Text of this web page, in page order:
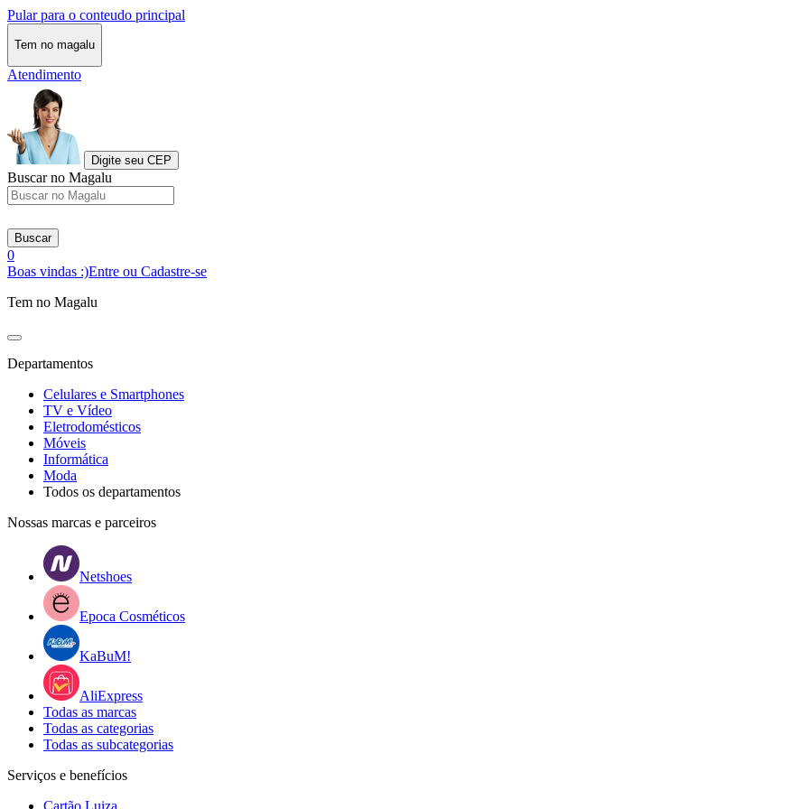
Pular para o conteudo principal
Tem no magalu
Atendimento
Digite seu CEP
Buscar no Magalu
Buscar
0
Boas vindas :)Entre ou Cadastre-se
Tem no Magalu
Departamentos
Celulares e Smartphones
TV e Vídeo
Eletrodomésticos
Móveis
Informática
Moda
Todos os departamentos
Nossas marcas e parceiros
Netshoes
Epoca Cosméticos
KaBuM!
AliExpress
Todas as marcas
Todas as categorias
Todas as subcategorias
Serviços e benefícios
Cartão Luiza